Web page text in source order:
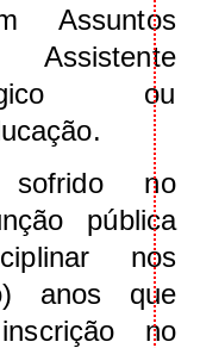
Assuntos
Assistente
ou
no
pública
nos
anos que
no